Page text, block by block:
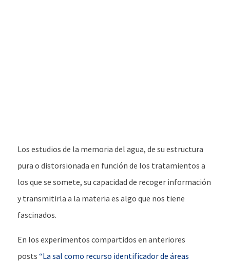
Los estudios de la memoria del agua, de su estructura
pura o distorsionada en función de los tratamientos a
los que se somete, su capacidad de recoger información
y transmitirla a la materia es algo que nos tiene
fascinados.
En los experimentos compartidos en anteriores
posts“La sal como recurso identificador de áreas